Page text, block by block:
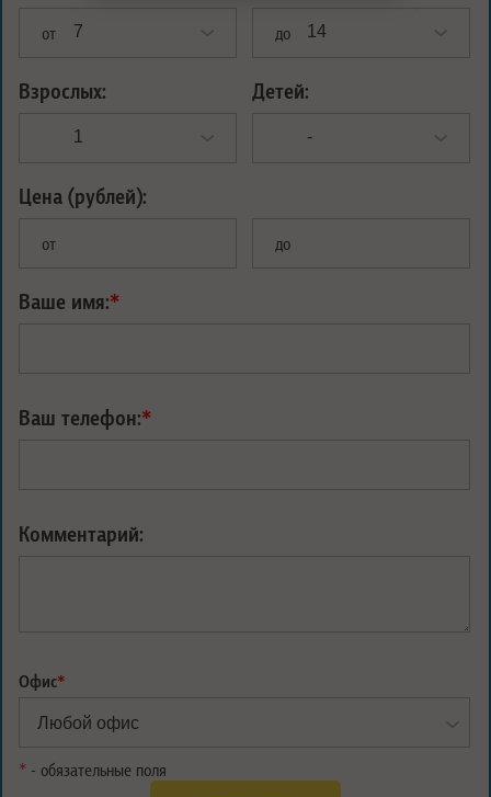
от до
Взрослых: Детей:
Цена (рублей):
от до
Ваше имя:*
Ваш телефон:*
Комментарий:
Офис*
* - обязательные поля